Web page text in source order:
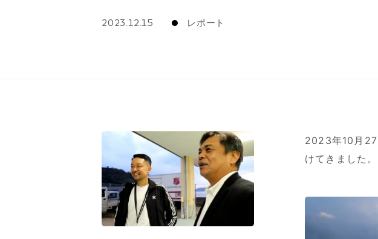
2023.12.15 レポート
2023年10 月 27
けてきました。